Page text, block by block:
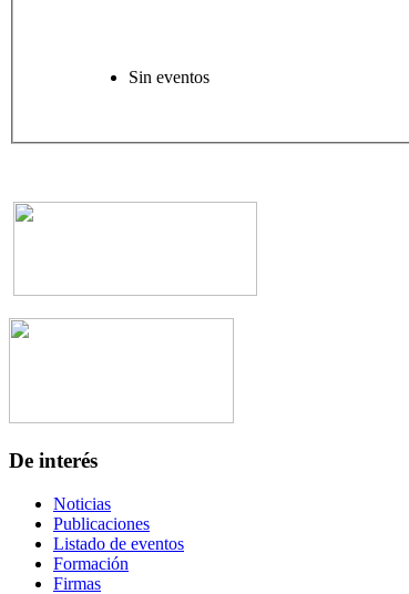
Sin eventos
De interés
Noticias
Publicaciones
Listado de eventos
Formación
Firmas